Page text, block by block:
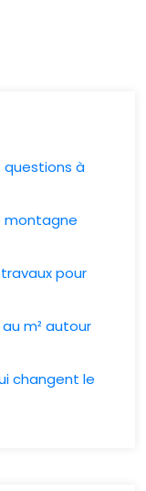
questions à
montagne
pour
m² autour
changent le